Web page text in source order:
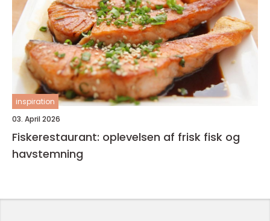
inspiration
03. April 2026
Fiskerestaurant: oplevelsen af frisk fisk og
havstemning